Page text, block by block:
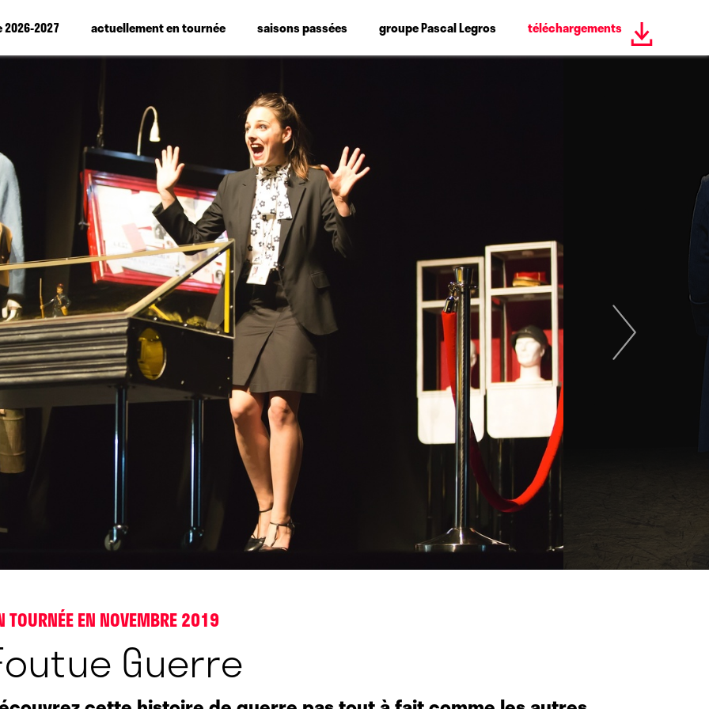
2027 actuellement en tournée saisons passées groupe Pascal Legros téléchargements
TOURNÉE EN NOVEMBRE 2019
Guerre